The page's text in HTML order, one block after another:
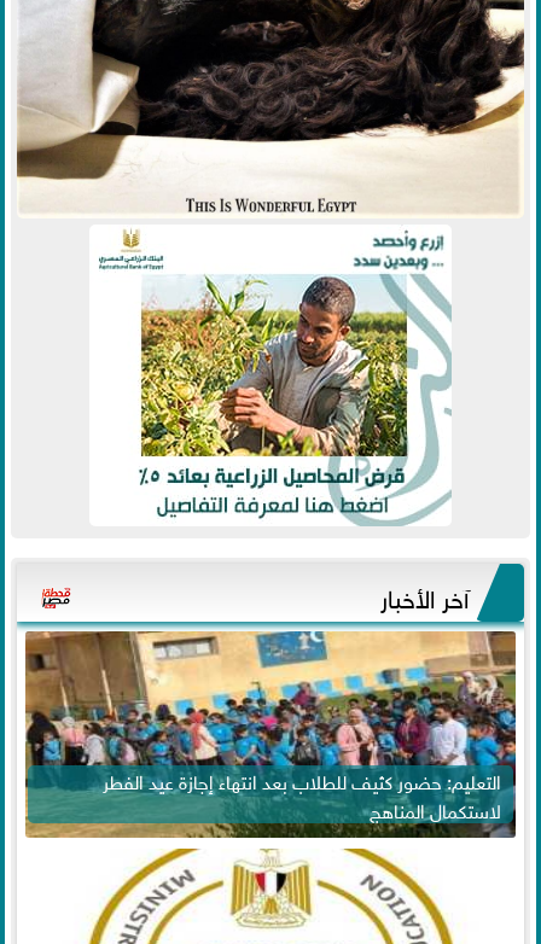
آخر الأخبار
التعليم: حضور كثيف للطلاب بعد انتهاء إجازة عيد الفطر
لاستكمال المناهج